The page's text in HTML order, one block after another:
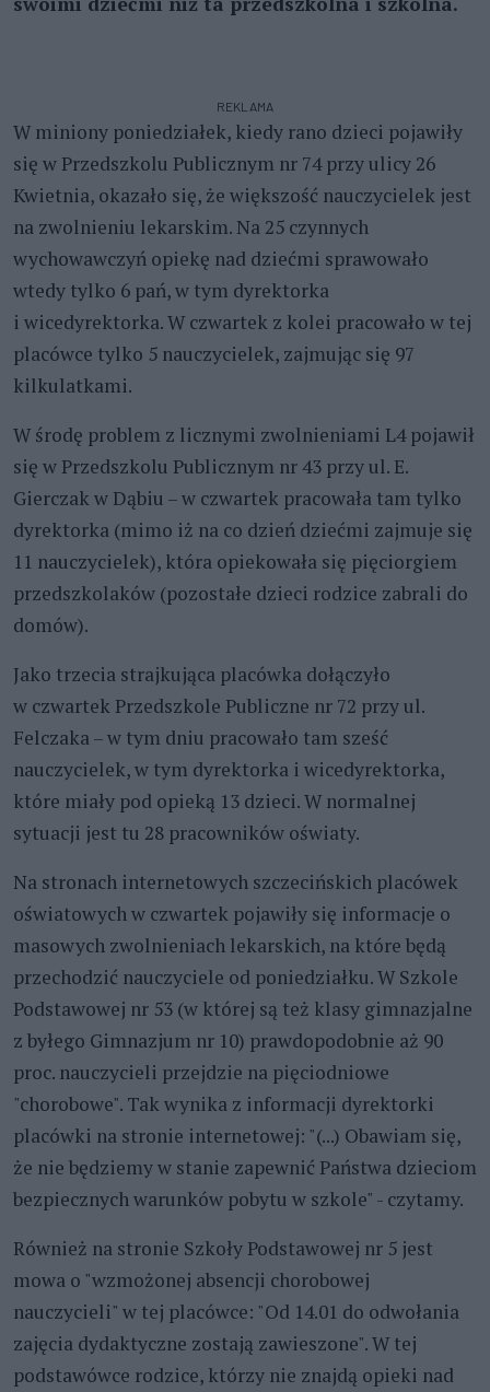
REKLAMA
W miniony poniedziałek, kiedy rano dzieci pojawiły
się w Przedszkolu Publicznym nr 74 przy ulicy 26
Kwietnia, okazało się, że większość nauczycielek jest
na zwolnieniu lekarskim. Na 25 czynnych
wychowawczyń opiekę nad dziećmi sprawowało
wtedy tylko 6 pań, w tym dyrektorka
i wicedyrektorka. W czwartek z kolei pracowało w tej
placówce tylko 5 nauczycielek, zajmując się 97
kilkulatkami.
W środę problem z licznymi zwolnieniami L4 pojawił
się w Przedszkolu Publicznym nr 43 przy ul. E.
Gierczak w Dąbiu – w czwartek pracowała tam tylko
dyrektorka (mimo iż na co dzień dziećmi zajmuje się
11 nauczycielek), która opiekowała się pięciorgiem
przedszkolaków (pozostałe dzieci rodzice zabrali do
domów).
Jako trzecia strajkująca placówka dołączyło
w czwartek Przedszkole Publiczne nr 72 przy ul.
Felczaka – w tym dniu pracowało tam sześć
nauczycielek, w tym dyrektorka i wicedyrektorka,
które miały pod opieką 13 dzieci. W normalnej
sytuacji jest tu 28 pracowników oświaty.
Na stronach internetowych szczecińskich placówek
oświatowych w czwartek pojawiły się informacje o
masowych zwolnieniach lekarskich, na które będą
przechodzić nauczyciele od poniedziałku. W Szkole
Podstawowej nr 53 (w której są też klasy gimnazjalne
z byłego Gimnazjum nr 10) prawdopodobnie aż 90
proc. nauczycieli przejdzie na pięciodniowe
"chorobowe". Tak wynika z informacji dyrektorki
placówki na stronie internetowej: "(...) Obawiam się,
że nie będziemy w stanie zapewnić Państwa dzieciom
bezpiecznych warunków pobytu w szkole" - czytamy.
Również na stronie Szkoły Podstawowej nr 5 jest
mowa o "wzmożonej absencji chorobowej
nauczycieli" w tej placówce: "Od 14.01 do odwołania
zajęcia dydaktyczne zostają zawieszone". W tej
podstawówce rodzice, którzy nie znajdą opieki nad